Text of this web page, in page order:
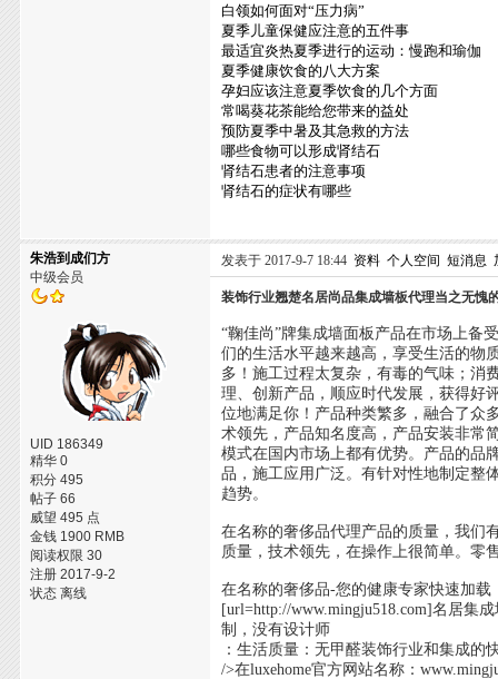
白领如何面对“压力病”
夏季儿童保健应注意的五件事
最适宜炎热夏季进行的运动：慢跑和瑜伽
夏季健康饮食的八大方案
孕妇应该注意夏季饮食的几个方面
常喝葵花茶能给您带来的益处
预防夏季中暑及其急救的方法
哪些食物可以形成肾结石
肾结石患者的注意事项
肾结石的症状有哪些
朱浩到成们方
中级会员
UID 186349
精华 0
积分 495
帖子 66
威望 495 点
金钱 1900 RMB
阅读权限 30
注册 2017-9-2
状态 离线
发表于 2017-9-7 18:44 资料 个人空间 短消息
装饰行业翘楚名居尚品集成墙板代理当之无愧
“鞠佳尚”牌集成墙面板产品在市场上备
们的生活水平越来越高，享受生活的物
多！施工过程太复杂，有毒的气味；消
理、创新产品，顺应时代发展，获得好
位地满足你！产品种类繁多，融合了众
术领先，产品知名度高，产品安装非常
模式在国内市场上都有优势。产品的品
品，施工应用广泛。有针对性地制定整
趋势。
在名称的奢侈品代理产品的质量，我们
质量，技术领先，在操作上很简单。零
在名称的奢侈品-您的健康专家快速加载
[url=http://www.mingju518.com]名居集
制，没有设计师
：生活质量：无甲醛装饰行业和集成的
/>在luxehome官方网站名称：